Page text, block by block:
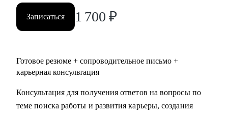
• психология
• бьюти-индустрия (индустрия красоты)
• HR ( управление персоналом)
• продажи
• спорт
• туризм
Записаться 1 700 ₽
Готовое резюме + сопроводительное письмо +
карьерная консультация
Консультация для получения ответов на вопросы по
теме поиска работы и развития карьеры, создания